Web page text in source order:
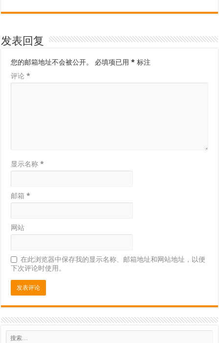
发表回复
您的邮箱地址不会被公开。 必填项已用* 标注
评论*
显示名称*
邮箱*
网站
在此浏览器中保存我的显示名称、邮箱地址和网站地址，以便
下次评论时使用。